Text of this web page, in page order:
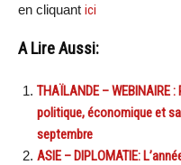
en cliquant ici
A Lire Aussi:
THAÏLANDE –
politique, économique et
septembre
ASIE – DIPLOMATIE: